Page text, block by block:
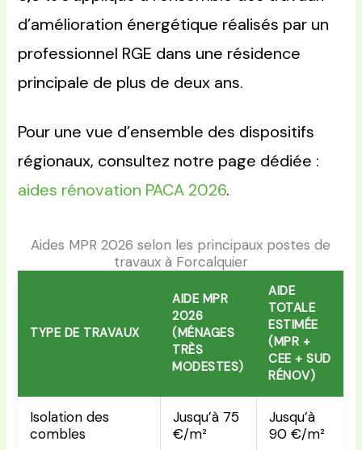
d’amélioration énergétique réalisés par un
professionnel RGE dans une résidence
principale de plus de deux ans.
Pour une vue d’ensemble des dispositifs
régionaux, consultez notre page dédiée :
aides rénovation PACA 2026.
Aides MPR 2026 selon les principaux postes de
travaux à Forcalquier
TYPE DE TRAVAUX
AIDE MPR
2026
(MÉNAGES
TRÈS
MODESTES)
AIDE
TOTALE
ESTIMÉE
(MPR +
CEE + SUD
RÉNOV)
Isolation des
combles
Jusqu’à 75
€/m²
Jusqu’à
90 €/m²